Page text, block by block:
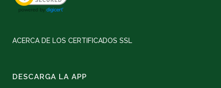
ACERCA DE LOS CERTIFICADOS SSL
DESCARGA LA APP